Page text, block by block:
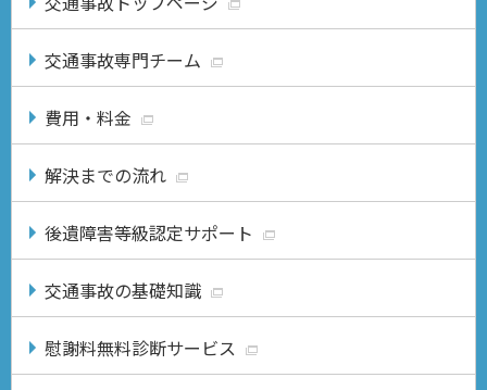
交通事故専門チーム
費用・料金
解決までの流れ
後遺障害等級認定サポート
交通事故の基礎知識
慰謝料無料診断サービス